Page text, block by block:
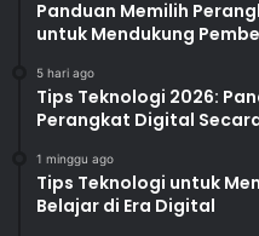
Panduan Memilih
untuk Mendukung
5 hari ago
Tips Teknologi 2026:
Perangkat Digital
1 minggu ago
Tips Teknologi untuk
Belajar di Era Digital